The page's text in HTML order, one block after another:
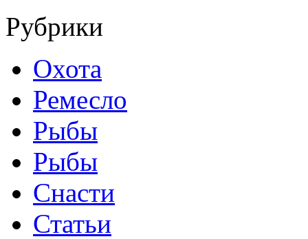
Рубрики
Охота
Ремесло
Рыбы
Рыбы
Снасти
Статьи